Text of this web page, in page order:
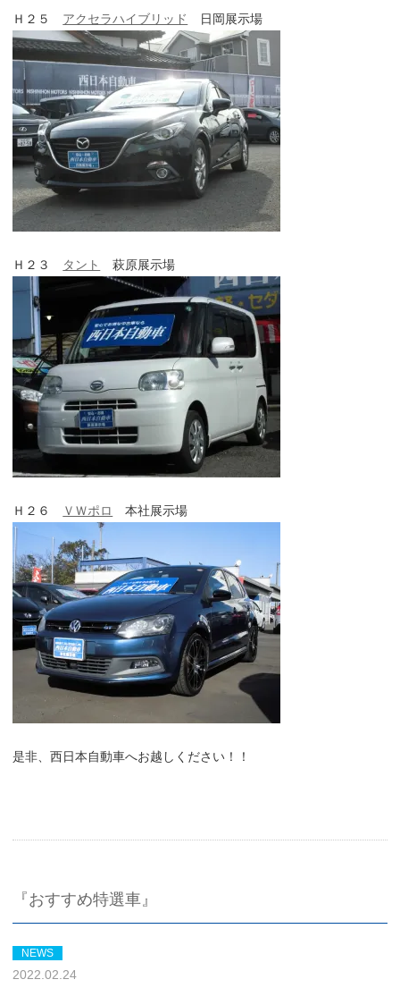
Ｈ２５ アクセラハイブリッド 日岡展示場
Ｈ２３ タント 萩原展示場
Ｈ２６ ＶＷポロ 本社展示場
是非、西日本自動車へお越しください！！
『おすすめ特選車』
NEWS
2022.02.24